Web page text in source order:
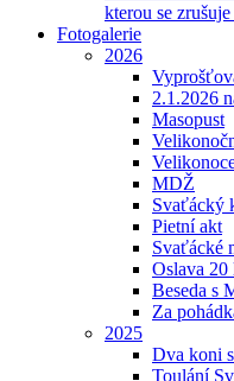
kterou se
Fotogalerie
2026
2.1.2026
Masopust
MDŽ
Svaťácký
Pietní akt
Svaťácké
Oslava
Beseda s
Za
2025
Dva koni
Toulání